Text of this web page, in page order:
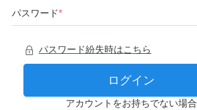
パスワード*
パスワード紛失時はこちら
ログイン
アカウントをお持ちでない場合